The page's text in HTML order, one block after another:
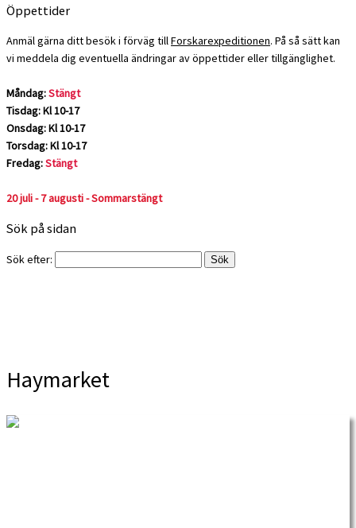
Öppettider
Anmäl gärna ditt besök i förväg tillForskarexpeditionen. På så sätt kan
vi meddela dig eventuella ändringar av öppettider eller tillgänglighet.
Måndag:Stängt
Tisdag: Kl 10-17
Onsdag: Kl 10-17
Torsdag: Kl 10-17
Fredag:Stängt
20 juli - 7 augusti - Sommarstängt
Sök på sidan
Sök efter:
Haymarket